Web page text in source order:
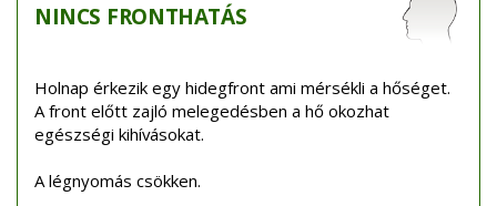
NINCS FRONTHATÁS
Holnap érkezik egy hidegfront ami mérsékli a hőséget.
A front előtt zajló melegedésben a hő okozhat
egészségi kihívásokat.
A légnyomás csökken.